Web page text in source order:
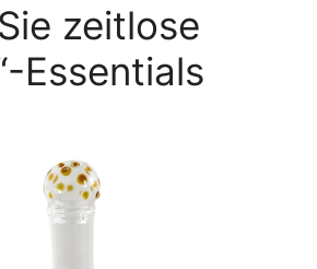
zeitlose
Essentials